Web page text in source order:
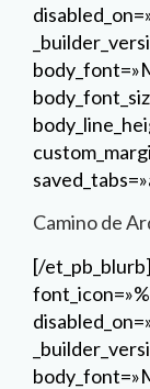
Camino de
[/